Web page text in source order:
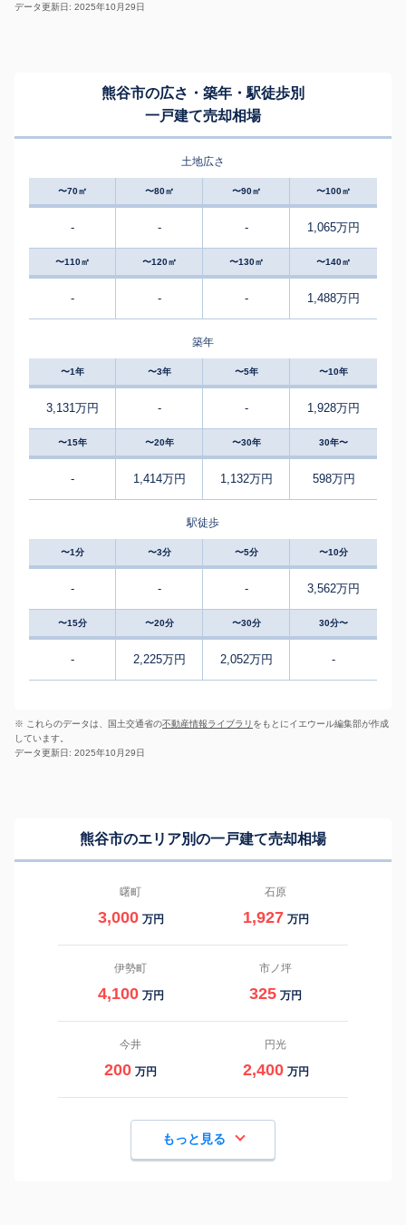
データ更新日: 2025年10月29日
熊谷市の広さ・築年・駅徒歩別
一戸建て売却相場
土地広さ
〜70㎡ 〜80㎡ 〜90㎡ 〜100㎡
- - - 1,065万円
〜110㎡ 〜120㎡ 〜130㎡ 〜140㎡
- - - 1,488万円
築年
〜1年 〜3年 〜5年 〜10年
3,131万円 - - 1,928万円
〜15年 〜20年 〜30年 30年〜
- 1,414万円 1,132万円 598万円
駅徒歩
〜1分 〜3分 〜5分 〜10分
- - - 3,562万円
〜15分 〜20分 〜30分 30分〜
- 2,225万円 2,052万円 -
※ これらのデータは、国土交通省の不動産情報ライブラリ をもとにイエウール編集部が作成
しています。
データ更新日: 2025年10月29日
熊谷市のエリア別の一戸建て売却相場
曙町
3,000 万円
石原
1,927 万円
伊勢町
4,100 万円
市ノ坪
325 万円
今井
200 万円
円光
2,400 万円
もっと見る